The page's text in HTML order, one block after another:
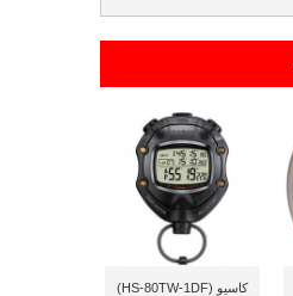
كاسيو (HS-80TW-1DF)